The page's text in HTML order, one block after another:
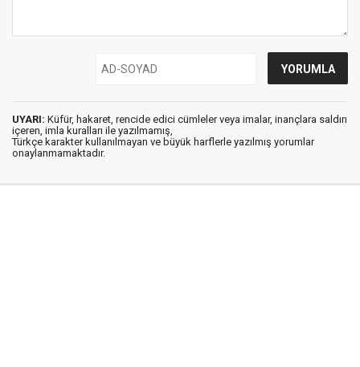
UYARI: Küfür, hakaret, rencide edici cümleler veya imalar, inançlara saldırı
içeren, imla kuralları ile yazılmamış,
Türkçe karakter kullanılmayan ve büyük harflerle yazılmış yorumlar
onaylanmamaktadır.